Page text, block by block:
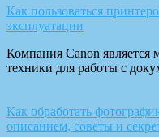
Как пользоваться
эксплуатации
Компания Canon
техники для работы с
Как обработать
описанием, советы и